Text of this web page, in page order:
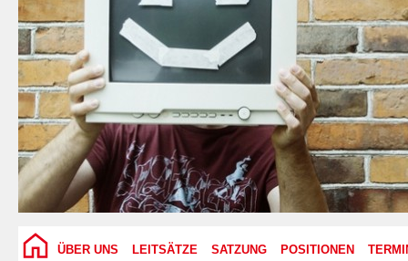
ÜBER UNS LEITSÄTZE SATZUNG POSITIONEN